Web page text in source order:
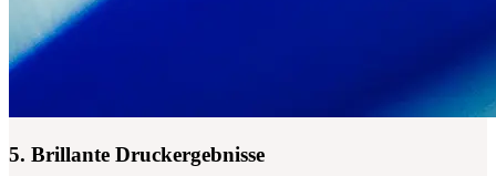
5. Brillante Druckergebnisse